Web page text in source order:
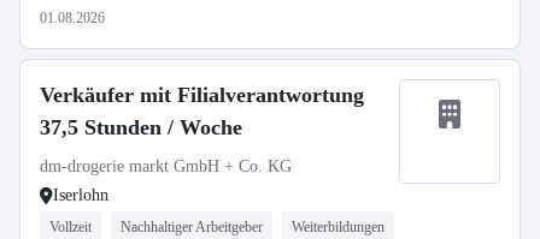
01.08.2026
Verkäufer mit Filialverantwortung
37,5 Stunden / Woche
dm-drogerie markt GmbH + Co. KG
Iserlohn
Vollzeit Nachhaltiger Arbeitgeber Weiterbildungen